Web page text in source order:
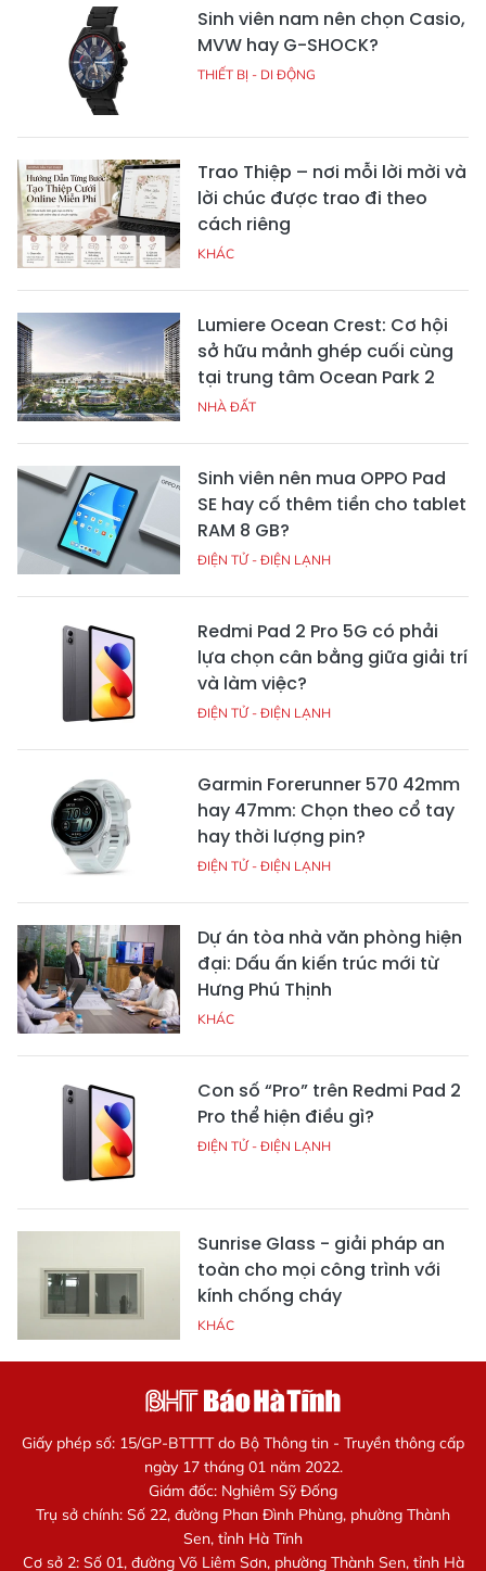
Sinh viên nam nên chọn Casio,
MVW hay G-SHOCK?
THIẾT BỊ - DI ĐỘNG
Trao Thiệp – nơi mỗi lời mời và
lời chúc được trao đi theo
cách riêng
KHÁC
Lumiere Ocean Crest: Cơ hội
sở hữu mảnh ghép cuối cùng
tại trung tâm Ocean Park 2
NHÀ ĐẤT
Sinh viên nên mua OPPO Pad
SE hay cố thêm tiền cho tablet
RAM 8 GB?
ĐIỆN TỬ - ĐIỆN LẠNH
Redmi Pad 2 Pro 5G có phải
lựa chọn cân bằng giữa giải trí
và làm việc?
ĐIỆN TỬ - ĐIỆN LẠNH
Garmin Forerunner 570 42mm
hay 47mm: Chọn theo cổ tay
hay thời lượng pin?
ĐIỆN TỬ - ĐIỆN LẠNH
Dự án tòa nhà văn phòng hiện
đại: Dấu ấn kiến trúc mới từ
Hưng Phú Thịnh
KHÁC
Con số “Pro” trên Redmi Pad 2
Pro thể hiện điều gì?
ĐIỆN TỬ - ĐIỆN LẠNH
Sunrise Glass - giải pháp an
toàn cho mọi công trình với
kính chống cháy
KHÁC
Giấy phép số: 15/GP-BTTTT do Bộ Thông tin - Truyền thông cấp
ngày 17 tháng 01 năm 2022.
Giám đốc: Nghiêm Sỹ Đống
Trụ sở chính: Số 22, đường Phan Đình Phùng, phường Thành
Sen, tỉnh Hà Tĩnh
Cơ sở 2: Số 01, đường Võ Liêm Sơn, phường Thành Sen, tỉnh Hà